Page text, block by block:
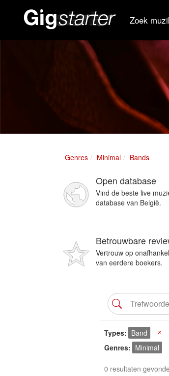
Zoek
Genres Minimal Bands
Open database
Vind de beste live
database van België.
Betrouwbare
Vertrouw op
van eerdere boekers.
Types Band
Genres
Minimal
0 resultaten